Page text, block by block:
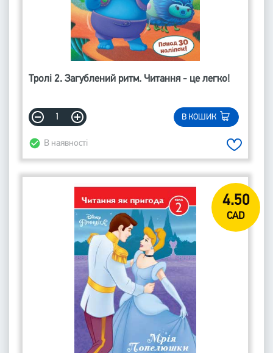
Тролі 2. Загублений ритм. Читання - це легко!
В КОШИК
В наявності
4.50
CAD